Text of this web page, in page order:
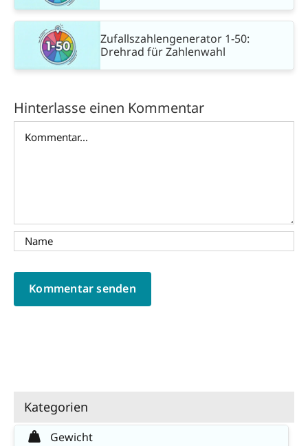
Zufallszahlengenerator 1-50:
Drehrad für Zahlenwahl
Hinterlasse einen Kommentar
Kategorien
Gewicht